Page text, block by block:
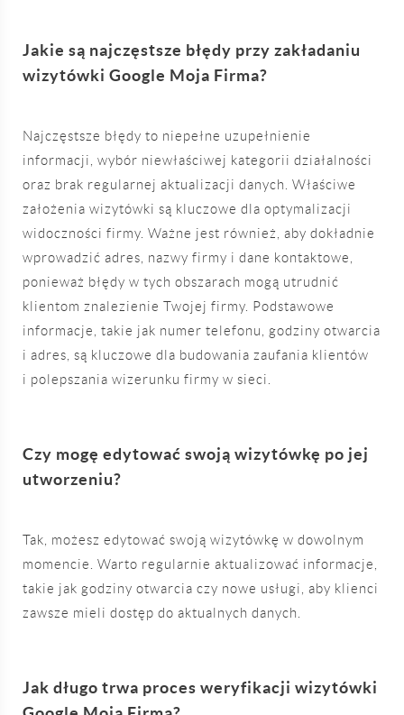
Jakie są najczęstsze błędy przy zakładaniu
wizytówki Google Moja Firma?
Najczęstsze błędy to niepełne uzupełnienie
informacji, wybór niewłaściwej kategorii działalności
oraz brak regularnej aktualizacji danych. Właściwe
założenia wizytówki są kluczowe dla optymalizacji
widoczności firmy. Ważne jest również, aby dokładnie
wprowadzić adres, nazwy firmy i dane kontaktowe,
ponieważ błędy w tych obszarach mogą utrudnić
klientom znalezienie Twojej firmy. Podstawowe
informacje, takie jak numer telefonu, godziny otwarcia
i adres, są kluczowe dla budowania zaufania klientów
i polepszania wizerunku firmy w sieci.
Czy mogę edytować swoją wizytówkę po jej
utworzeniu?
Tak, możesz edytować swoją wizytówkę w dowolnym
momencie. Warto regularnie aktualizować informacje,
takie jak godziny otwarcia czy nowe usługi, aby klienci
zawsze mieli dostęp do aktualnych danych.
Jak długo trwa proces weryfikacji wizytówki